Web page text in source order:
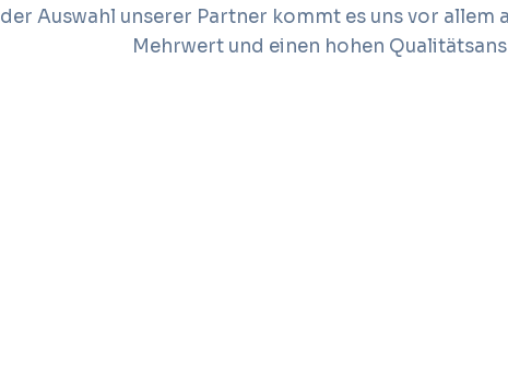
der Auswahl unserer Partner kommt es uns vor allem
Mehrwert und einen hohen